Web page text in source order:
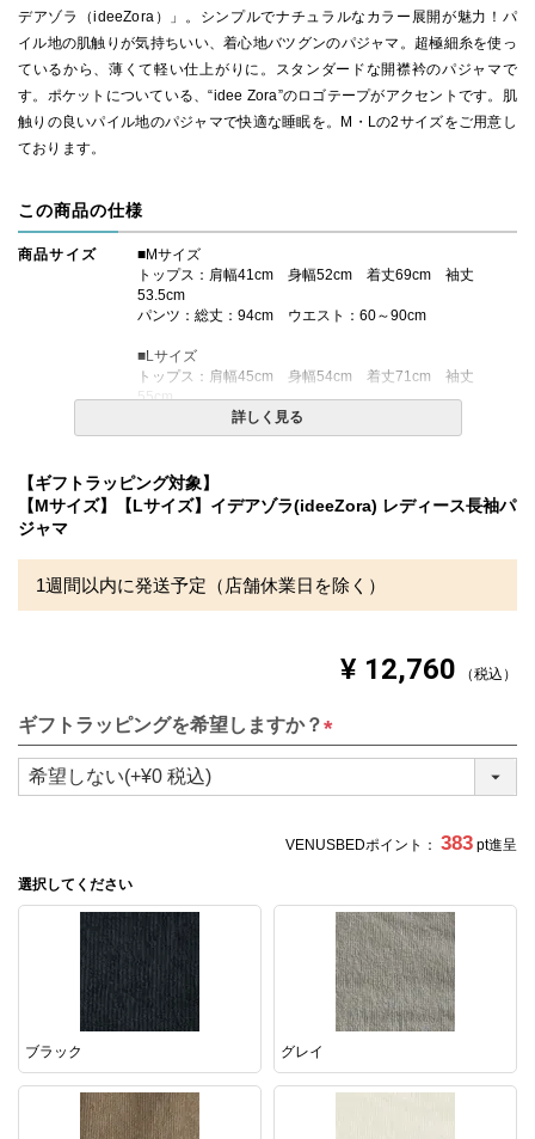
デアゾラ（ideeZora）」。シンプルでナチュラルなカラー展開が魅力！パ
イル地の肌触りが気持ちいい、着心地バツグンのパジャマ。超極細糸を使っ
ているから、薄くて軽い仕上がりに。スタンダードな開襟衿のパジャマで
す。ポケットについている、“idee Zora”のロゴテープがアクセントです。肌
触りの良いパイル地のパジャマで快適な睡眠を。M・Lの2サイズをご用意し
ております。
この商品の仕様
商品サイズ
■Mサイズ
トップス：肩幅41cm 身幅52cm 着丈69cm 袖丈
53.5cm
パンツ：総丈：94cm ウエスト：60～90cm
■Lサイズ
トップス：肩幅45cm 身幅54cm 着丈71cm 袖丈
55cm
パンツ：総丈：96cm ウエスト：65～98cm
■今治タオルブランド認定番号：第2012-692号
生産国
・配達日指定ＯＫ！
※北海道・沖縄・離島等一部地域へのお届けは別途送料が
発生する場合がございます。また、発送予定も変更になる
詳しく見る
【ギフトラッピング対象】
【Mサイズ】【Lサイズ】イデアゾラ(ideeZora) レディース長袖パ
ジャマ
1週間以内に発送予定（店舗休業日を除く）
¥ 12,760 税込
ギフトラッピングを希望しますか？
(
)
VENUSBEDポイント： 383 pt進呈
選択してください
ブラック グレイ